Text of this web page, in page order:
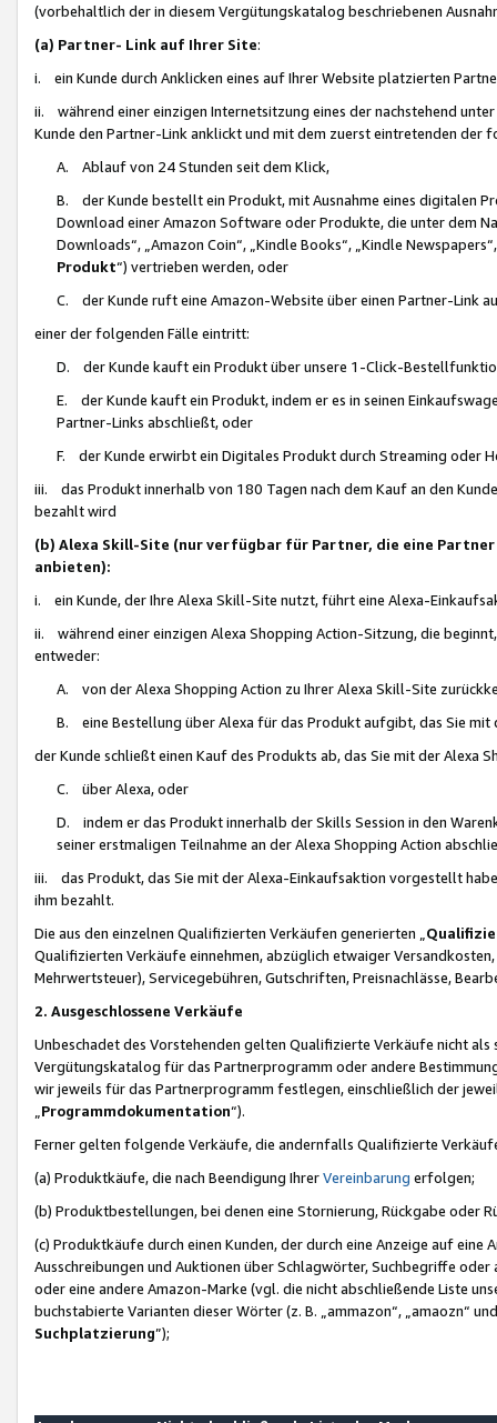
(vorbehaltlich der in diesem Vergütungskatalog beschriebenen
(a) Partner- Link auf Ihrer Site:
i. ein Kunde durch Anklicken eines auf Ihrer Website platzierten
ii. während einer einzigen Internetsitzung eines der nachstehend
Kunde den Partner-Link anklickt und mit dem zuerst eintretenden der
A. Ablauf von 24 Stunden seit dem Klick,
B. der Kunde bestellt ein Produkt, mit Ausnahme eines digitalen
Download einer Amazon Software oder Produkte, die unter dem
Downloads“, „Amazon Coin“, „Kindle Books“, „Kindle
Produkt“) vertrieben werden, oder
C. der Kunde ruft eine Amazon-Website über einen Partner-Link
einer der folgenden Fälle eintritt:
D. der Kunde kauft ein Produkt über unsere 1-Click-
E. der Kunde kauft ein Produkt, indem er es in seinen
Partner-Links abschließt, oder
F. der Kunde erwirbt ein Digitales Produkt durch Streaming oder
iii. das Produkt innerhalb von 180 Tagen nach dem Kauf an den
bezahlt wird
(b) Alexa Skill-Site (nur verfügbar für Partner, die eine
anbieten):
i. ein Kunde, der Ihre Alexa Skill-Site nutzt, führt eine Alexa-
ii. während einer einzigen Alexa Shopping Action-Sitzung, die
entweder:
A. von der Alexa Shopping Action zu Ihrer Alexa Skill-Site
B. eine Bestellung über Alexa für das Produkt aufgibt, das Sie mit
der Kunde schließt einen Kauf des Produkts ab, das Sie mit der Alexa
C. über Alexa, oder
D. indem er das Produkt innerhalb der Skills Session in den
seiner erstmaligen Teilnahme an der Alexa Shopping Action
iii. das Produkt, das Sie mit der Alexa-Einkaufsaktion vorgestellt
ihm bezahlt.
Die aus den einzelnen Qualifizierten Verkäufen generierten „
Qualifizierten Verkäufe einnehmen, abzüglich etwaiger
Mehrwertsteuer), Servicegebühren, Gutschriften, Preisnachlässe,
2. Ausgeschlossene Verkäufe
Unbeschadet des Vorstehenden gelten Qualifizierte Verkäufe nicht
Vergütungskatalog für das Partnerprogramm oder andere
wir jeweils für das Partnerprogramm festlegen, einschließlich der
Programmdokumentation“).
Ferner gelten folgende Verkäufe, die andernfalls Qualifizierte
(a) Produktkäufe, die nach Beendigung IhrerVereinbarung erfolgen;
(b) Produktbestellungen, bei denen eine Stornierung, Rückgabe oder
(c) Produktkäufe durch einen Kunden, der durch eine Anzeige auf
Ausschreibungen und Auktionen über Schlagwörter, Suchbegriffe
oder eine andere Amazon-Marke (vgl. die nicht abschließende Liste
buchstabierte Varianten dieser Wörter (z. B. „ammazon“, „amaozn“
Suchplatzierung”);